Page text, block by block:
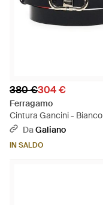
380 €304 €
Ferragamo
Cintura Gancini - Bianco
DaGaliano
IN SALDO